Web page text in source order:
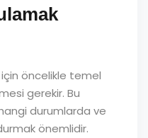
öncelikle temel
gerekir. Bu
durumlarda ve
önemlidir.